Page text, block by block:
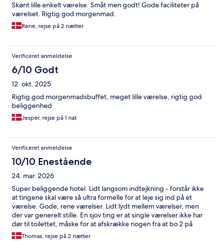
Skønt lille enkelt værelse. Småt men godt! Gode faciliteter på
værelset. Rigtig god morgenmad.
Rene, rejse på 2 nætter
Verificeret anmeldelse
6/10 Godt
12. okt. 2025
Rigtig god morgenmadsbuffet, meget lille værelse, rigtig god
beliggenhed
Jesper, rejse på 1 nat
Verificeret anmeldelse
10/10 Enestående
24. mar. 2026
Super beliggende hotel. Lidt langsom indtejkning - forstår ikke
at tingene skal være så ultra formelle for at leje sig ind på et
værelse. Gode, rene værelser. Lidt lydt mellem værelser, men
der var generelt stille. En sjov ting er at single værelser ikke har
dør til toilettet, måske for at afskrække nogen fra at bo 2 på
værelset. Morgenmad var rigtig god.
Thomas, rejse på 2 nætter